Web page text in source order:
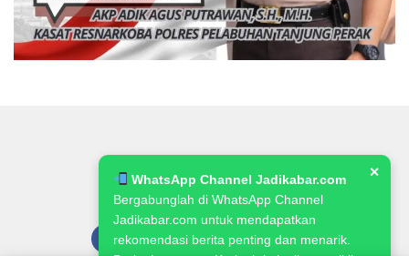
WhatsApp Channel Jadikabar.com
Bergabunglah di WhatsApp Channel
Jadikabar.com untuk mendapatkan
rekomendasi berita penting dan menarik.
✕